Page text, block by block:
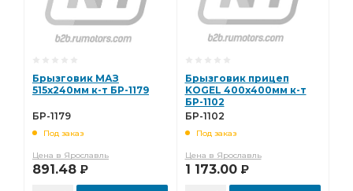
Брызговик МАЗ
515х240мм к-т БР-1179
БР-1179
Под заказ
Цена в Ярославль
891.48 Р
Брызговик прицеп
KOGEL 400х400мм к-т
БР-1102
БР-1102
Под заказ
Цена в Ярославль
1 173.00 Р